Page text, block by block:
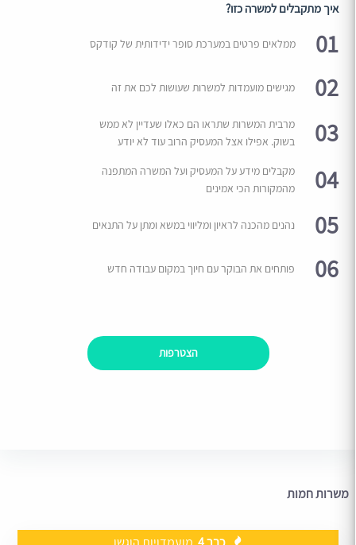
איך מתקבלים למשרה כזו?
01 ממלאים פרטים במערכת סופר ידידותית של קודקס
02 מגישים מועמדות למשרות שעושות לכם את זה
03
מרבית המשרות שתראו הם כאלו שעדיין לא ממש
בשוק. אפילו אצל המעסיק הרוב עוד לא יודע
04
מקבלים מידע על המעסיק ועל המשרה המתפנה
מהמקורות הכי אמינים
05 נהנים מהכנה לראיון ומליווי במשא ומתן על התנאים
06 פותחים את הבוקר עם חיוך במקום עבודה חדש
הצטרפות
משרות חמות